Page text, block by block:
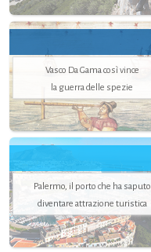
Vasco Da Gama così vince
la guerra delle spezie
Palermo, il porto che ha saputo
diventare attrazione turistica